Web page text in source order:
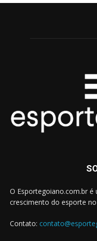
O Esportegoiano.com.br é
crescimento do esporte
Contato: